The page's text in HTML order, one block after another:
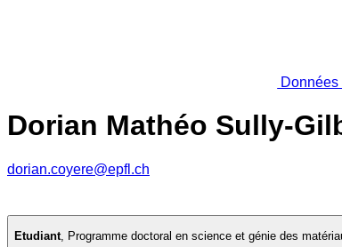
Dorian Mathéo Sully-
dorian.coyere@epfl.ch
Etudiant, Programme doctoral en science et génie des